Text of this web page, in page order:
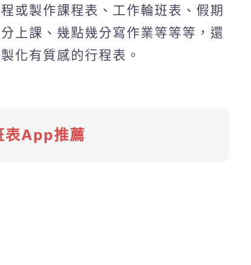
或製作課程表、工作輪班表、假期
上課、幾點幾分寫作業等等等，還
化有質感的行程表。
表App推薦